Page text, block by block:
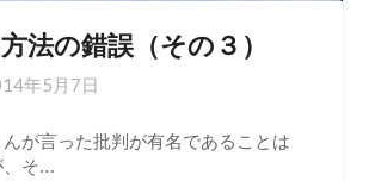
方法の錯誤（その３）
年5月7日
が言った批判が有名であることは
、そ…